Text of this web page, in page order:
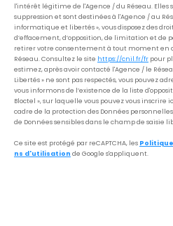
l'intérêt légitime de l'Agence / du Réseau. Elles
suppression et sont destinées à l'Agence / au
informatique et libertés », vous disposez des
d’effacement, d’opposition, de limitation et de
retirer votre consentement à tout moment en
Réseau. Consultez le site https://cnil.fr/fr pour
estimez, après avoir contacté l'Agence / le
Libertés » ne sont pas respectés, vous pouvez
vous informons de l’existence de la liste
Bloctel », sur laquelle vous pouvez vous inscrire
cadre de la protection des Données
de Données sensibles dans le champ de saisie
Ce site est protégé par reCAPTCHA, les
ns d'utilisation de Google s'appliquent.